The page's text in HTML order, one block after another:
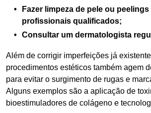
Fazer limpeza de pele ou
profissionais qualificados;
Consultar um dermatologista
Além de corrigir imperfeições já
procedimentos estéticos também agem
para evitar o surgimento de rugas e
Alguns exemplos são a aplicação de
bioestimuladores de colágeno e